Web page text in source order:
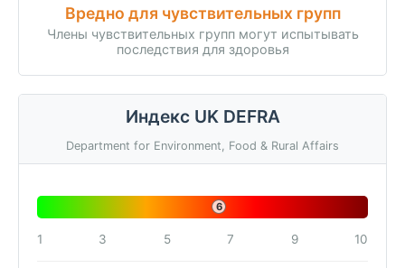
Вредно для чувствительных групп
Члены чувствительных групп могут испытывать
последствия для здоровья
Индекс UK DEFRA
Department for Environment, Food & Rural Affairs
6
1 3 5 7 9 10